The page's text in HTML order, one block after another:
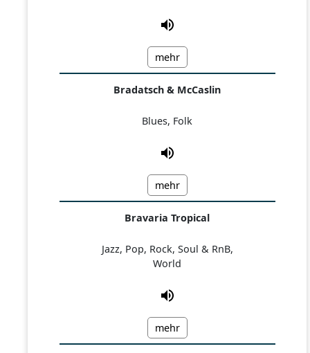
mehr
Bradatsch & McCaslin
Blues, Folk
mehr
Bravaria Tropical
Jazz, Pop, Rock, Soul & RnB,
World
mehr